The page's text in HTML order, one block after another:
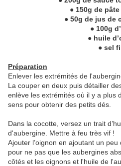
● 150g de
● 50g de jus de
● 100g
● huile
● sel
Préparation
Enlever les extrémités de
La couper en deux puis détailler
enlève les extrémités où il y a plus
sens pour obtenir des petits dés.
Dans la cocotte, versez un trait
d'aubergine. Mettre à feu très vif !
Ajouter l’oignon en ajoutant un peu
pour ne pas que les aubergines
côtés et les oignons et l'huile de